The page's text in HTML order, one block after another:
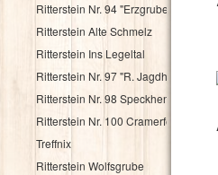
Ritterstein Nr. 94 "Erzgruben"
Ritterstein Alte Schmelz
Ritterstein Ins Legeltal
Ritterstein Nr. 97 "R. Jagdhaus"
Ritterstein Nr. 98 Speckhenrich
Ritterstein Nr. 100 Cramerfels
Treffnix
Ritterstein Wolfsgrube